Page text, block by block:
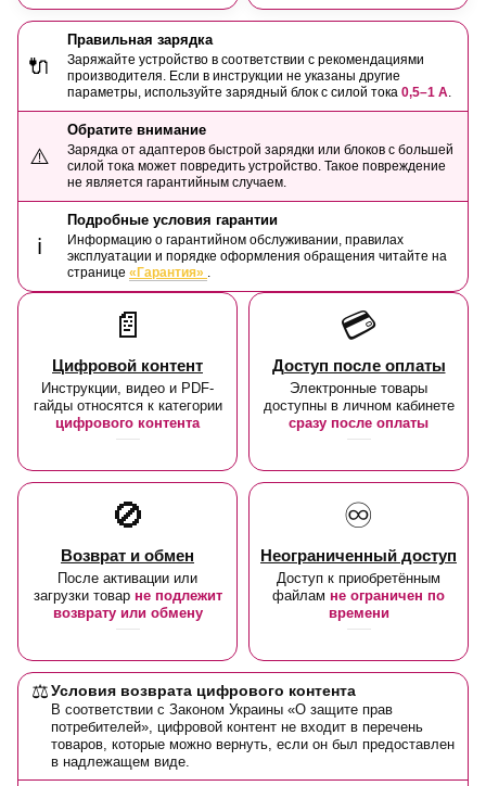
🔌
Правильная зарядка
Заряжайте устройство в соответствии с рекомендациями
производителя. Если в инструкции не указаны другие
параметры, используйте зарядный блок с силой тока 0,5–1 А.
⚠️
Обратите внимание
Зарядка от адаптеров быстрой зарядки или блоков с большей
силой тока может повредить устройство. Такое повреждение
не является гарантийным случаем.
ℹ️
Подробные условия гарантии
Информацию о гарантийном обслуживании, правилах
эксплуатации и порядке оформления обращения читайте на
странице «Гарантия» .
📄
Цифровой контент
Инструкции, видео и PDF-
гайды относятся к категории
цифрового контента
💳
Доступ после оплаты
Электронные товары
доступны в личном кабинете
сразу после оплаты
🚫
Возврат и обмен
После активации или
загрузки товар не подлежит
возврату или обмену
♾️
Неограниченный доступ
Доступ к приобретённым
файлам не ограничен по
времени
⚖️Условия возврата цифрового контента
В соответствии с Законом Украины «О защите прав
потребителей», цифровой контент не входит в перечень
товаров, которые можно вернуть, если он был предоставлен
в надлежащем виде.